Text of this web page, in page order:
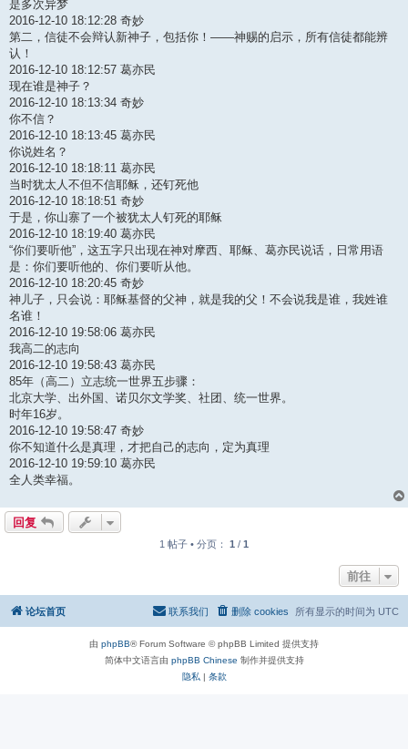
是多次异梦
2016-12-10 18:12:28 奇妙
第二，信徒不会辩认新神子，包括你！——神赐的启示，所有信徒都能辨
认！
2016-12-10 18:12:57 葛亦民
现在谁是神子？
2016-12-10 18:13:34 奇妙
你不信？
2016-12-10 18:13:45 葛亦民
你说姓名？
2016-12-10 18:18:11 葛亦民
当时犹太人不但不信耶稣，还钉死他
2016-12-10 18:18:51 奇妙
于是，你山寨了一个被犹太人钉死的耶稣
2016-12-10 18:19:40 葛亦民
“你们要听他”，这五字只出现在神对摩西、耶稣、葛亦民说话，日常用语
是：你们要听他的、你们要听从他。
2016-12-10 18:20:45 奇妙
神儿子，只会说：耶稣基督的父神，就是我的父！不会说我是谁，我姓谁
名谁！
2016-12-10 19:58:06 葛亦民
我高二的志向
2016-12-10 19:58:43 葛亦民
85年（高二）立志统一世界五步骤：
北京大学、出外国、诺贝尔文学奖、社团、统一世界。
时年16岁。
2016-12-10 19:58:47 奇妙
你不知道什么是真理，才把自己的志向，定为真理
2016-12-10 19:59:10 葛亦民
全人类幸福。
回复
1 帖子 • 分页： 1 / 1
前往
论坛首页 所有显示的时间为 UTC
删除 cookies
联系我们
由 phpBB® Forum Software © phpBB Limited 提供支持
简体中文语言由 phpBB Chinese 制作并提供支持
隐私 | 条款